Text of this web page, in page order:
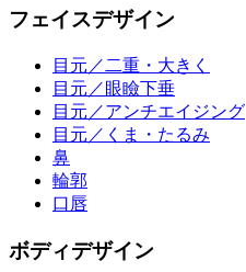
フェイスデザイン
目元／二重・大きく
目元／眼瞼下垂
目元／アンチエイジング
目元／くま・たるみ
鼻
輪郭
口唇
ボディデザイン